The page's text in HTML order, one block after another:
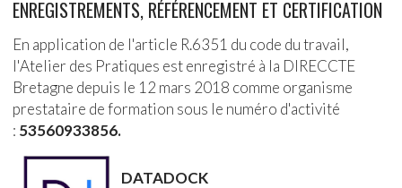
ENREGISTREMENTS, RÉFÉRENCEMENT ET CERTIFICATION
En application de l'article R.6351 du code du travail,
l'Atelier des Pratiques est enregistré à la DIRECCTE
Bretagne depuis le 12 mars 2018 comme organisme
prestataire de formation sous le numéro d'activité
: 53560933856.
DATADOCK